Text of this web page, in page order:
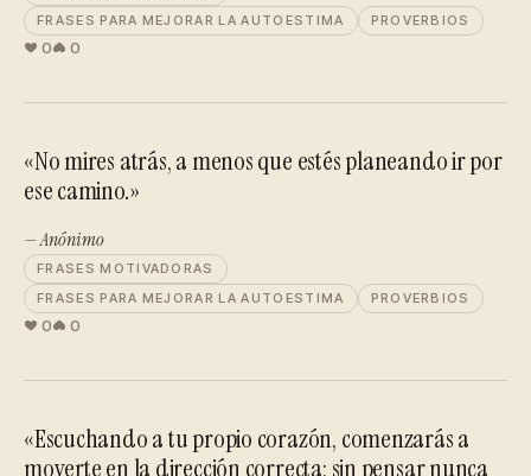
FRASES PARA MEJORAR LA AUTOESTIMA
PROVERBIOS
0 0
«No mires atrás, a menos que estés planeando ir por
ese camino.»
— Anónimo
FRASES MOTIVADORAS
FRASES PARA MEJORAR LA AUTOESTIMA
PROVERBIOS
0 0
«Escuchando a tu propio corazón, comenzarás a
moverte en la dirección correcta; sin pensar nunca